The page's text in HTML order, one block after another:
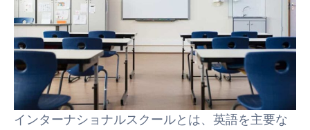
インターナショナルスクールとは、英語を主要な